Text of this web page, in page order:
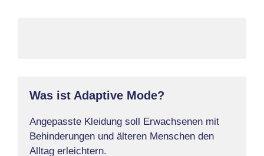
Was ist Adaptive Mode?
Angepasste Kleidung soll Erwachsenen mit
Behinderungen und älteren Menschen den
Alltag erleichtern.